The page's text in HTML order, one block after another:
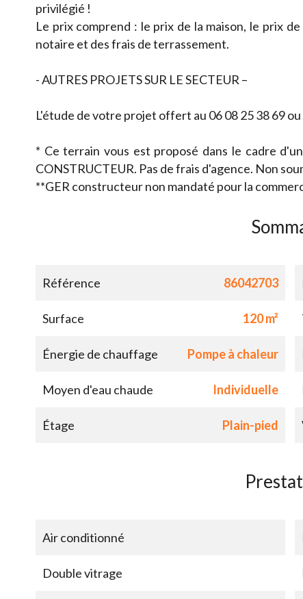
privilégié !
Le prix comprend : le prix de la maison, le prix
notaire et des frais de terrassement.
- AUTRES PROJETS SUR LE SECTEUR –
L'étude de votre projet offert au 06 08 25 38 69 ou
* Ce terrain vous est proposé dans le cadre
CONSTRUCTEUR. Pas de frais d'agence. Non
**GER constructeur non mandaté pour la
Référence 86042703
Surface 120 m²
Énergie de chauffage Pompe à chaleur
Moyen d'eau chaude Individuelle
Étage Plain-pied
Air conditionné
Double vitrage